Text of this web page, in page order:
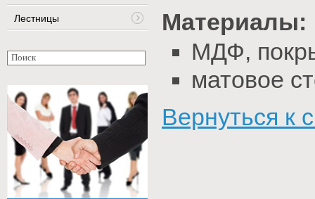
Материалы:
МДФ,
матовое
Вернуться к
Лестницы